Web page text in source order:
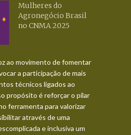
Mulheres do
Agronegócio Brasil
no CNMA 2025
ao movimento de fomentar
a participação de mais
técnicos ligados ao
propósito é reforçar o pilar
ferramenta para valorizar
através de uma
e inclusiva um